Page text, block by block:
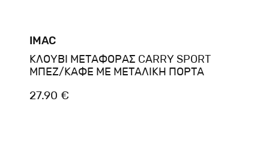
IMAC
ΚΛΟΥΒΙ ΜΕΤΑΦΟΡΑΣ CARRY SPORT
ΜΠΕΖ/ΚΑΦΕ ΜΕ ΜΕΤΑΛΙΚΗ ΠΟΡΤΑ
27.90 €